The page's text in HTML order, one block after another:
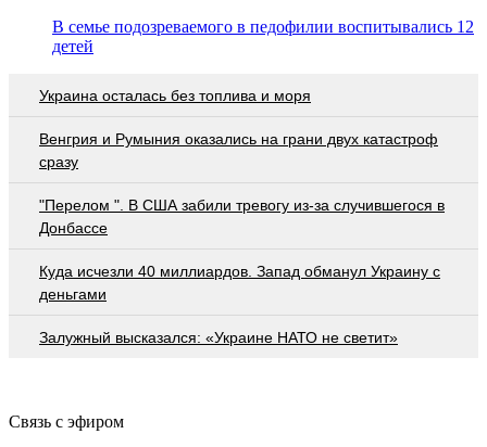
В семье подозреваемого в педофилии воспитывались 12
детей
Украина осталась без топлива и моря
Венгрия и Румыния оказались на грани двух катастроф
сразу
"Перелом ". В США забили тревогу из-за случившегося в
Донбассе
Куда исчезли 40 миллиардов. Запад обманул Украину с
деньгами
Залужный высказался: «Украине НАТО не светит»
Связь с эфиром